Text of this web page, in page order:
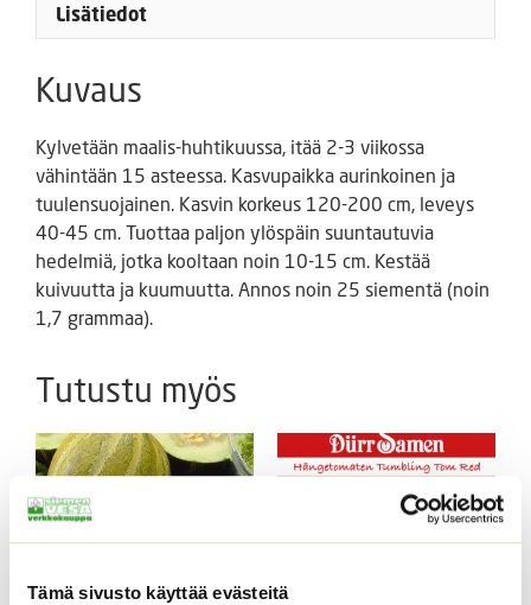
Tämä sivusto käyttää evästeitä
Lisätiedot
Kuvaus
Kylvetään maalis-huhtikuussa, itää 2-3 viikossa
vähintään 15 asteessa. Kasvupaikka aurinkoinen ja
tuulensuojainen. Kasvin korkeus 120-200 cm, leveys
40-45 cm. Tuottaa paljon ylöspäin suuntautuvia
hedelmiä, jotka kooltaan noin 10-15 cm. Kestää
kuivuutta ja kuumuutta. Annos noin 25 siementä (noin
1,7 grammaa).
Tutustu myös